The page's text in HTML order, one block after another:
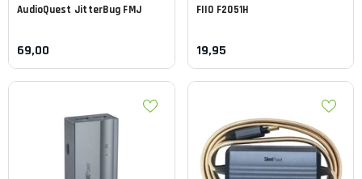
AudioQuest JitterBug FMJ
69,00
FIIO F2051H
19,95